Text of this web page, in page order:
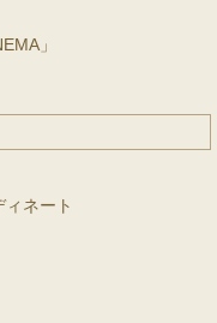
」
ネート